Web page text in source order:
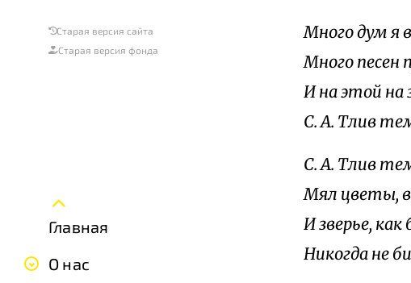
Старая версия сайта
Старая версия фонда
Главная
О нас
Много дум я
Много песен
И на этой на
С. А. Тлив
С. А. Тлив
Мял цветы,
И зверье,
Никогда не